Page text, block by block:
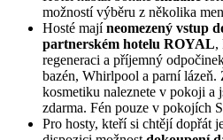
možností výběru z několika
Hosté majíneomezený vstup
partnerském hotelu ROYAL,
regeneraci a příjemný
bazén, Whirlpool a parní
kosmetiku naleznete v pokoji a
zdarma. Fén pouze v pokojích
Pro hosty, kteří si chtějí dopřát